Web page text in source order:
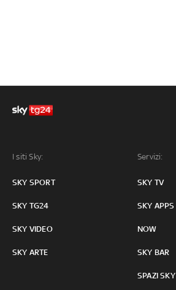
I siti Sky:
SKY SPORT
SKY TG24
SKY VIDEO
SKY ARTE
Servizi:
SKY TV
SKY APPS
NOW
SKY BAR
SPAZI SKY